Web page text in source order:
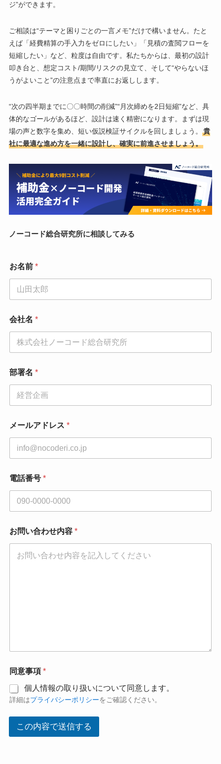
ジ”ができます。
ご相談は“テーマと困りごとの一言メモ”だけで構いません。たと
えば「経費精算の手入力をゼロにしたい」「見積の査閲フローを
短縮したい」など、粒度は自由です。私たちからは、最初の設計
叩き台と、想定コスト/期間/リスクの見立て、そして“やらないほ
うがよいこと”の注意点まで率直にお返しします。
“次の四半期までに〇〇時間の削減”“月次締めを2日短縮”など、具
体的なゴールがあるほど、設計は速く精密になります。まずは現
場の声と数字を集め、短い仮説検証サイクルを回しましょう。
貴
社に最適な進め方を一緒に設計し、確実に前進させましょう。
ノーコード総合研究所に相談してみる
お名前 *
会社名 *
部署名 *
メールアドレス *
電話番号 *
お問い合わせ内容 *
名
前
メ
ー
ア
レ
同意事項 *
個人情報の取り扱いについて同意します。
詳細はプライバシーポリシーをご確認ください。
この内容で送信する